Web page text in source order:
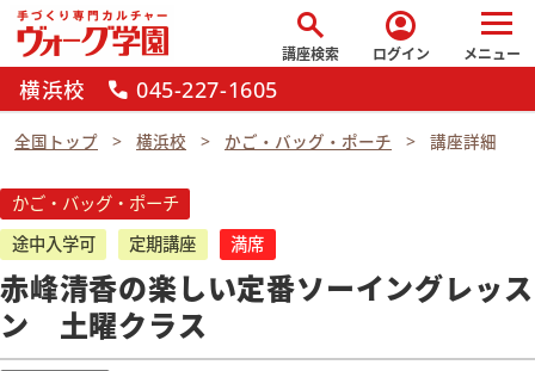
search
講座検索
account_circle
ログイン メニュー
横浜校 call 045-227-1605
全国トップ 横浜校 かご・バッグ・ポーチ 講座詳細
かご・バッグ・ポーチ
途中入学可
定期講座 満席
赤峰清香の楽しい定番ソーイングレッス
ン 土曜クラス